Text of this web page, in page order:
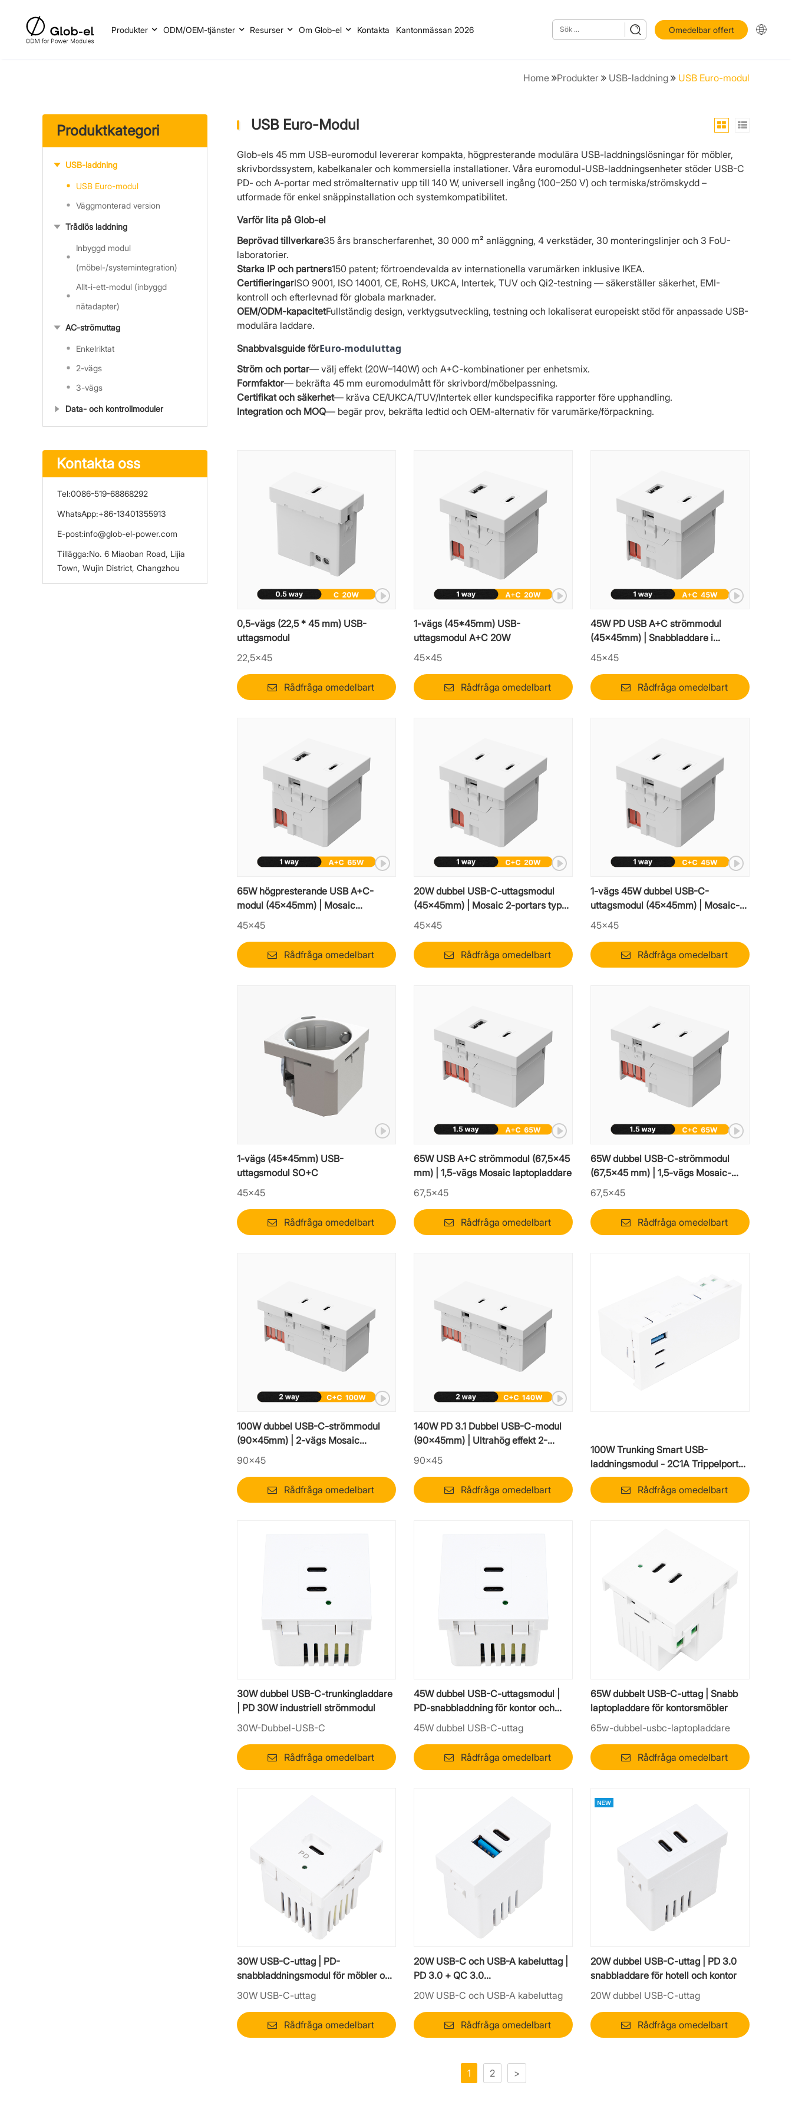
Produkter ODM/OEM-tjänster Resurser Om Glob-el Kontakta Kantonmässan 2026 Omedelbar offert
Home Produkter USB-laddning USB Euro-modul
Produktkategori
USB-laddning
USB Euro-modul
Väggmonterad version
Trådlös laddning
Inbyggd modul
(möbel-/systemintegration)
Allt-i-ett-modul (inbyggd
nätadapter)
AC-strömuttag
Enkelriktat
2-vägs
3-vägs
Data- och kontrollmoduler
Kontakta oss
Tel:0086-519-68868292
WhatsApp:+86-13401355913
E-post:info@glob-el-power.com
Tillägga:No. 6 Miaoban Road, Lijia
Town, Wujin District, Changzhou
USB Euro-Modul
Glob-els 45 mm USB-euromodul levererar kompakta, högpresterande modulära USB-laddningslösningar för möbler,
skrivbordssystem, kabelkanaler och kommersiella installationer. Våra euromodul-USB-laddningsenheter stöder USB-C
PD- och A-portar med strömalternativ upp till 140 W, universell ingång (100–250 V) och termiska/strömskydd –
utformade för enkel snäppinstallation och systemkompatibilitet.
Varför lita på Glob-el
Beprövad tillverkare35 års branscherfarenhet, 30 000 m² anläggning, 4 verkstäder, 30 monteringslinjer och 3 FoU-
laboratorier.
Starka IP och partners150 patent; förtroendevalda av internationella varumärken inklusive IKEA.
CertifieringarISO 9001, ISO 14001, CE, RoHS, UKCA, Intertek, TUV och Qi2-testning — säkerställer säkerhet, EMI-
kontroll och efterlevnad för globala marknader.
OEM/ODM-kapacitetFullständig design, verktygsutveckling, testning och lokaliserat europeiskt stöd för anpassade USB-
modulära laddare.
Snabbvalsguide förEuro-moduluttag
Ström och portar— välj effekt (20W–140W) och A+C-kombinationer per enhetsmix.
Formfaktor— bekräfta 45 mm euromodulmått för skrivbord/möbelpassning.
Certifikat och säkerhet— kräva CE/UKCA/TUV/Intertek eller kundspecifika rapporter före upphandling.
Integration och MOQ— begär prov, bekräfta ledtid och OEM-alternativ för varumärke/förpackning.
0,5-vägs (22,5 * 45 mm) USB-
uttagsmodul
22,5×45
Rådfråga omedelbart
1-vägs (45*45mm) USB-
uttagsmodul A+C 20W
45×45
Rådfråga omedelbart
45W PD USB A+C strömmodul
(45x45mm) | Snabbladdare i
mosaikstil
45×45
Rådfråga omedelbart
65W högpresterande USB A+C-
modul (45x45mm) | Mosaic
laddningsinsats för bärbar dator
45×45
Rådfråga omedelbart
20W dubbel USB-C-uttagsmodul
(45x45mm) | Mosaic 2-portars typ-
C-insats
45×45
Rådfråga omedelbart
1-vägs 45W dubbel USB-C-
uttagsmodul (45x45mm) | Mosaic-
laddarinsats för hög hastighet
45×45
Rådfråga omedelbart
1-vägs (45*45mm) USB-
uttagsmodul SO+C
45×45
Rådfråga omedelbart
65W USB A+C strömmodul (67,5x45
mm) | 1,5-vägs Mosaic laptopladdare
67,5×45
Rådfråga omedelbart
65W dubbel USB-C-strömmodul
(67,5x45 mm) | 1,5-vägs Mosaic-
laptopladdare
67,5×45
Rådfråga omedelbart
100W dubbel USB-C-strömmodul
(90x45mm) | 2-vägs Mosaic
högpresterande laddare
90×45
Rådfråga omedelbart
140W PD 3.1 Dubbel USB-C-modul
(90x45mm) | Ultrahög effekt 2-
vägsinsats
90×45
Rådfråga omedelbart
100W Trunking Smart USB-
laddningsmodul - 2C1A Trippelport
med intelligent strömfördelning
Rådfråga omedelbart
30W dubbel USB-C-trunkingladdare
| PD 30W industriell strömmodul
30W-Dubbel-USB-C
Rådfråga omedelbart
45W dubbel USB-C-uttagsmodul |
PD-snabbladdning för kontor och
möbler
45W dubbel USB-C-uttag
Rådfråga omedelbart
65W dubbelt USB-C-uttag | Snabb
laptopladdare för kontorsmöbler
65w-dubbel-usbc-laptopladdare
Rådfråga omedelbart
30W USB-C-uttag | PD-
snabbladdningsmodul för möbler och
väggar
30W USB-C-uttag
Rådfråga omedelbart
20W USB-C och USB-A kabeluttag |
PD 3.0 + QC 3.0
snabbladdningsmodul
20W USB-C och USB-A kabeluttag
Rådfråga omedelbart
20W dubbel USB-C-uttag | PD 3.0
snabbladdare för hotell och kontor
20W dubbel USB-C-uttag
Rådfråga omedelbart
1 2 >